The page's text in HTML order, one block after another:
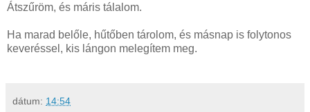
Átszűröm, és máris tálalom.
Ha marad belőle, hűtőben tárolom, és másnap is folytonos
keveréssel, kis lángon melegítem meg.
dátum: 14:54